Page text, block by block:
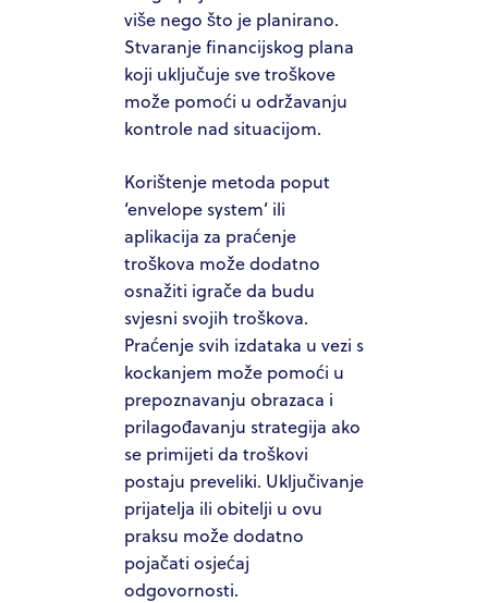
više nego što je planirano.
Stvaranje financijskog plana
koji uključuje sve troškove
može pomoći u održavanju
kontrole nad situacijom.
Korištenje metoda poput
‘envelope system’ ili
aplikacija za praćenje
troškova može dodatno
osnažiti igrače da budu
svjesni svojih troškova.
Praćenje svih izdataka u vezi s
kockanjem može pomoći u
prepoznavanju obrazaca i
prilagođavanju strategija ako
se primijeti da troškovi
postaju preveliki. Uključivanje
prijatelja ili obitelji u ovu
praksu može dodatno
pojačati osjećaj
odgovornosti.